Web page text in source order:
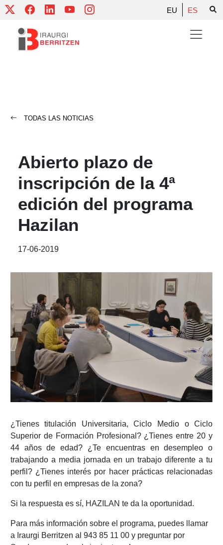
Skip
content
EU ES
TODAS LAS NOTICIAS
Abierto plazo de
inscripción de la 4ª
edición del programa
Hazilan
17-06-2019
¿Tienes titulación Universitaria, Ciclo Medio o Ciclo
Superior de Formación Profesional? ¿Tienes entre 20 y
44 años de edad? ¿Te encuentras en desempleo o
trabajando a media jornada en un trabajo diferente a tu
perfil? ¿Tienes interés por hacer prácticas relacionadas
con tu perfil en empresas de la zona?
Si la respuesta es sí, HAZILAN te da la oportunidad.
Para más información sobre el programa, puedes llamar
a Iraurgi Berritzen al 943 85 11 00 y preguntar por